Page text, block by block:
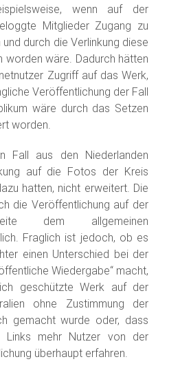
wenn auf der
Mitglieder Zugang zu
durch die Verlinkung diese
worden wäre. Dadurch hätten
Zugriff auf das Werk,
Veröffentlichung der Fall
wäre durch das Setzen
worden.
Fall aus den Niederlanden
auf die Fotos der Kreis
hatten, nicht erweitert. Die
die Veröffentlichung auf der
dem allgemeinen
Fraglich ist jedoch, ob es
einen Unterschied bei der
Wiedergabe“ macht,
geschützte Werk auf der
ohne Zustimmung der
gemacht wurde oder, dass
mehr Nutzer von der
überhaupt erfahren.